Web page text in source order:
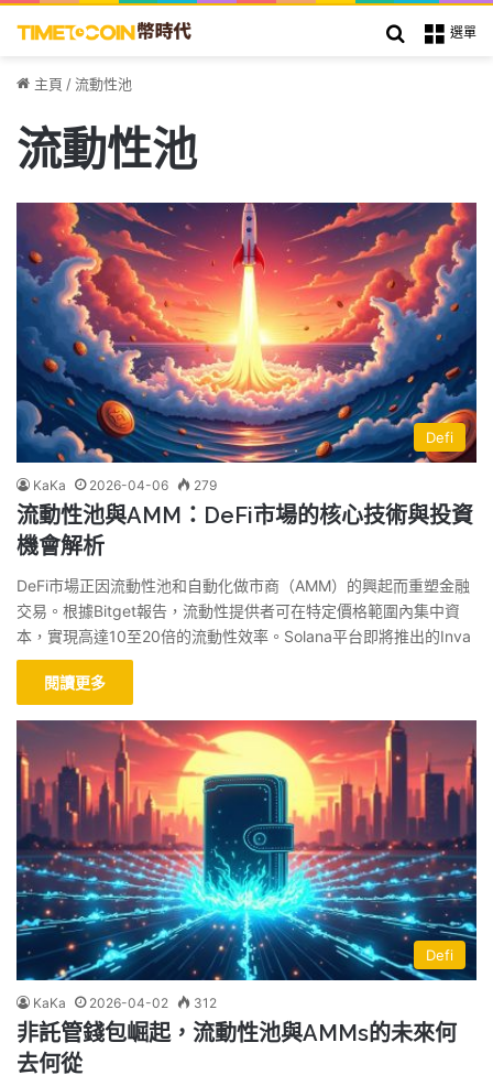
選單
搜索
主頁 /流動性池
流動性池
Defi
KaKa 2026-04-06 279
流動性池與AMM：DeFi市場的核心技術與投資
機會解析
DeFi市場正因流動性池和自動化做市商（AMM）的興起而重塑金融
交易。根據Bitget報告，流動性提供者可在特定價格範圍內集中資
本，實現高達10至20倍的流動性效率。Solana平台即將推出的Inva
閱讀更多
Defi
KaKa 2026-04-02 312
非託管錢包崛起，流動性池與AMMs的未來何
去何從